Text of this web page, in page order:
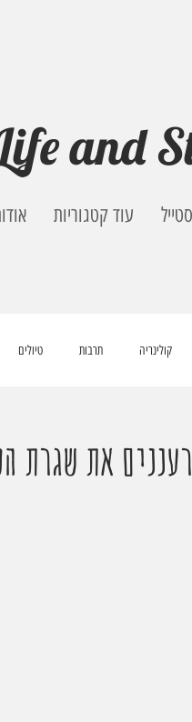
and
סטייל עוד קטגוריות
קולינריה תרבות טיולים
את שגרת